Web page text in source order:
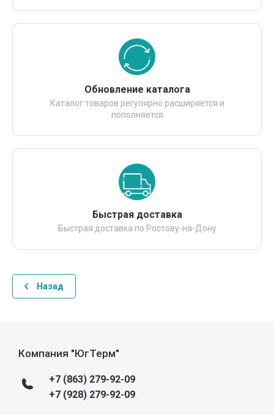
Обновление каталога
Каталог товаров регулярно расширяется и
пополняется
Быстрая доставка
Быстрая доставка по Ростову-на-Дону
Назад
Компания "ЮгТерм"
+7 (863) 279-92-09
+7 (928) 279-92-09